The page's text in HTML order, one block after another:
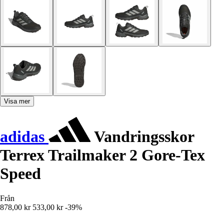
Visa mer
adidas
Vandringsskor
Terrex Trailmaker 2 Gore-Tex
Speed
Från
878,00 kr 533,00 kr -39%